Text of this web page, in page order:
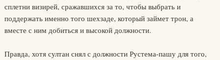
сплетни визирей, сражавшихся за то, чтобы выбрать и
поддержать именно того шехзаде, который займет трон, а
вместе с ним добиться и высокой должности.
Правда, хотя султан снял с должности Рустема-пашу для того,